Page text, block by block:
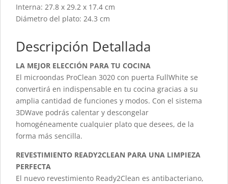
Interna: 27.8 x 29.2 x 17.4 cm
Diámetro del plato: 24.3 cm
Descripción Detallada
LA MEJOR ELECCIÓN PARA TU COCINA
El microondas ProClean 3020 con puerta FullWhite se
convertirá en indispensable en tu cocina gracias a su
amplia cantidad de funciones y modos. Con el sistema
3DWave podrás calentar y descongelar
homogéneamente cualquier plato que desees, de la
forma más sencilla.
REVESTIMIENTO READY2CLEAN PARA UNA LIMPIEZA
PERFECTA
El nuevo revestimiento Ready2Clean es antibacteriano,